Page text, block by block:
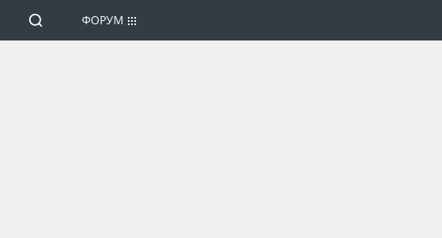
ФОРУМ